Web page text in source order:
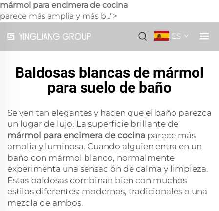
mármol para encimera de cocina
parece más amplia y más b...">
ES
Baldosas blancas de mármol
para suelo de baño
Se ven tan elegantes y hacen que el baño parezca
un lugar de lujo. La superficie brillante de
mármol para encimera de cocina parece más
amplia y luminosa. Cuando alguien entra en un
baño con mármol blanco, normalmente
experimenta una sensación de calma y limpieza.
Estas baldosas combinan bien con muchos
estilos diferentes: modernos, tradicionales o una
mezcla de ambos.